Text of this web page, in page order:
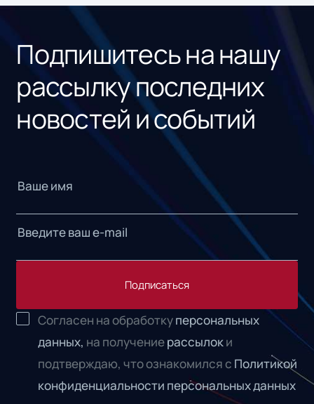
Подпишитесь на нашу
рассылку последних
новостей и событий
Подписаться
Согласен на обработкуперсональных
данных, на получениерассылоки
подтверждаю, что ознакомился с Политикой
конфиденциальности персональных данных